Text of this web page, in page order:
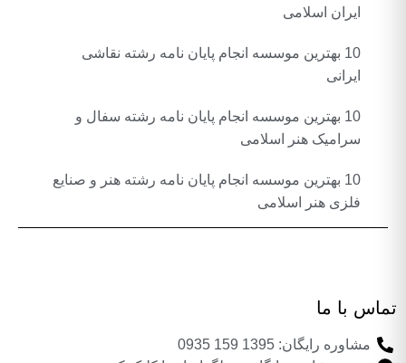
ایران اسلامی
10 بهترین موسسه انجام پایان نامه رشته نقاشی
ایرانی
10 بهترین موسسه انجام پایان نامه رشته سفال و
سرامیک هنر اسلامی
10 بهترین موسسه انجام پایان نامه رشته هنر و صنایع
فلزی هنر اسلامی
تماس با ما
مشاوره رایگان: 1395 159 0935